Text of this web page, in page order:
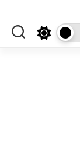
content